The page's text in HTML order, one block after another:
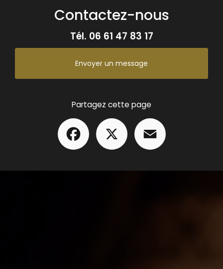
Contactez-nous
Tél. 06 61 47 83 17
Envoyer un message
Partagez cette page
Facebook